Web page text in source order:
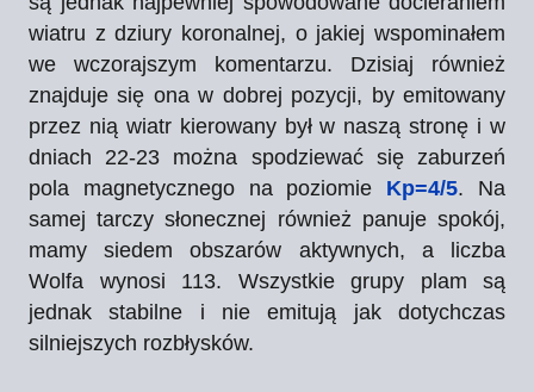
wiatru z dziury koronalnej, o jakiej wspominałem
we wczorajszym komentarzu. Dzisiaj również
znajduje się ona w dobrej pozycji, by emitowany
przez nią wiatr kierowany był w naszą stronę i w
dniach 22-23 można spodziewać się zaburzeń
pola magnetycznego na poziomie Kp=4/5. Na
samej tarczy słonecznej również panuje spokój,
mamy siedem obszarów aktywnych, a liczba
Wolfa wynosi 113. Wszystkie grupy plam są
jednak stabilne i nie emitują jak dotychczas
silniejszych rozbłysków.